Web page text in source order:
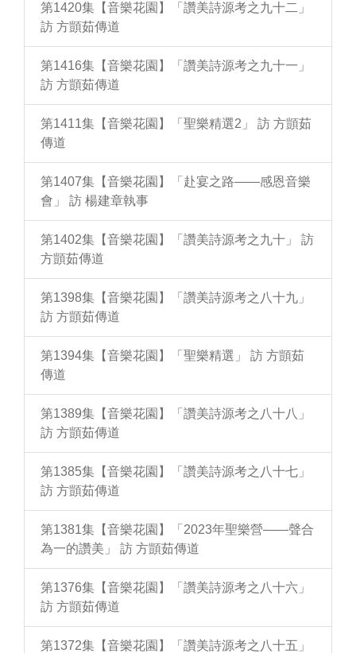
第1420集【音樂花園】「讚美詩源考之九十二」
訪 方顗茹傳道
第1416集【音樂花園】「讚美詩源考之九十一」
訪 方顗茹傳道
第1411集【音樂花園】「聖樂精選2」 訪 方顗茹
傳道
第1407集【音樂花園】「赴宴之路——感恩音樂
會」 訪 楊建章執事
第1402集【音樂花園】「讚美詩源考之九十」 訪
方顗茹傳道
第1398集【音樂花園】「讚美詩源考之八十九」
訪 方顗茹傳道
第1394集【音樂花園】「聖樂精選」 訪 方顗茹
傳道
第1389集【音樂花園】「讚美詩源考之八十八」
訪 方顗茹傳道
第1385集【音樂花園】「讚美詩源考之八十七」
訪 方顗茹傳道
第1381集【音樂花園】「2023年聖樂營——聲合
為一的讚美」 訪 方顗茹傳道
第1376集【音樂花園】「讚美詩源考之八十六」
訪 方顗茹傳道
第1372集【音樂花園】「讚美詩源考之八十五」